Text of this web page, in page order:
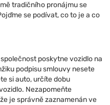
tradičního pronájmu se
se podívat, co to je a co
poskytne vozidlo na
podpisu smlouvy nesete
si auto, určíte dobu
Nezapomeňte
je správně zaznamenán ve